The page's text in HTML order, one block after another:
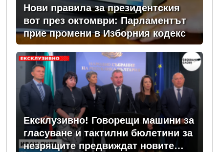
Нови правила за президентския
вот през октомври: Парламентът
прие промени в Изборния кодекс
Ексклузивно! Говорещи машини за
гласуване и тактилни бюлетини за
незрящите предвиждат новите